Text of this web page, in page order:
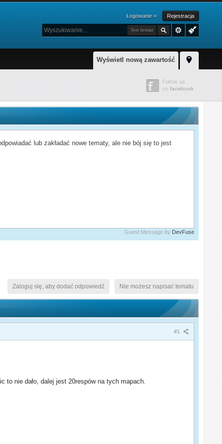
Logowanie » Rejestracja
Ten temat
Wyświetl nową zawartość
lub zakładać nowe tematy, ale nie bój się to jest
Guest Message by DevFuse
Nie możesz napisać tematu
Zaloguj się, aby dodać odpowiedź
#1
to nie dało, dalej jest 20respów na tych mapach.